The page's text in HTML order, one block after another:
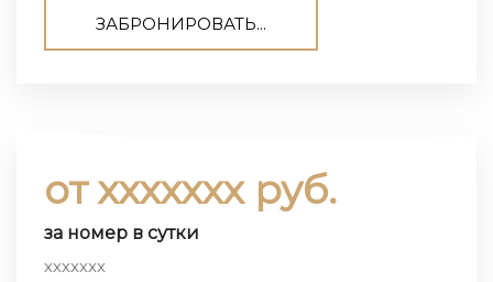
ЗАБРОНИРОВАТЬ...
от ххххххх руб.
за номер в сутки
ххххххх